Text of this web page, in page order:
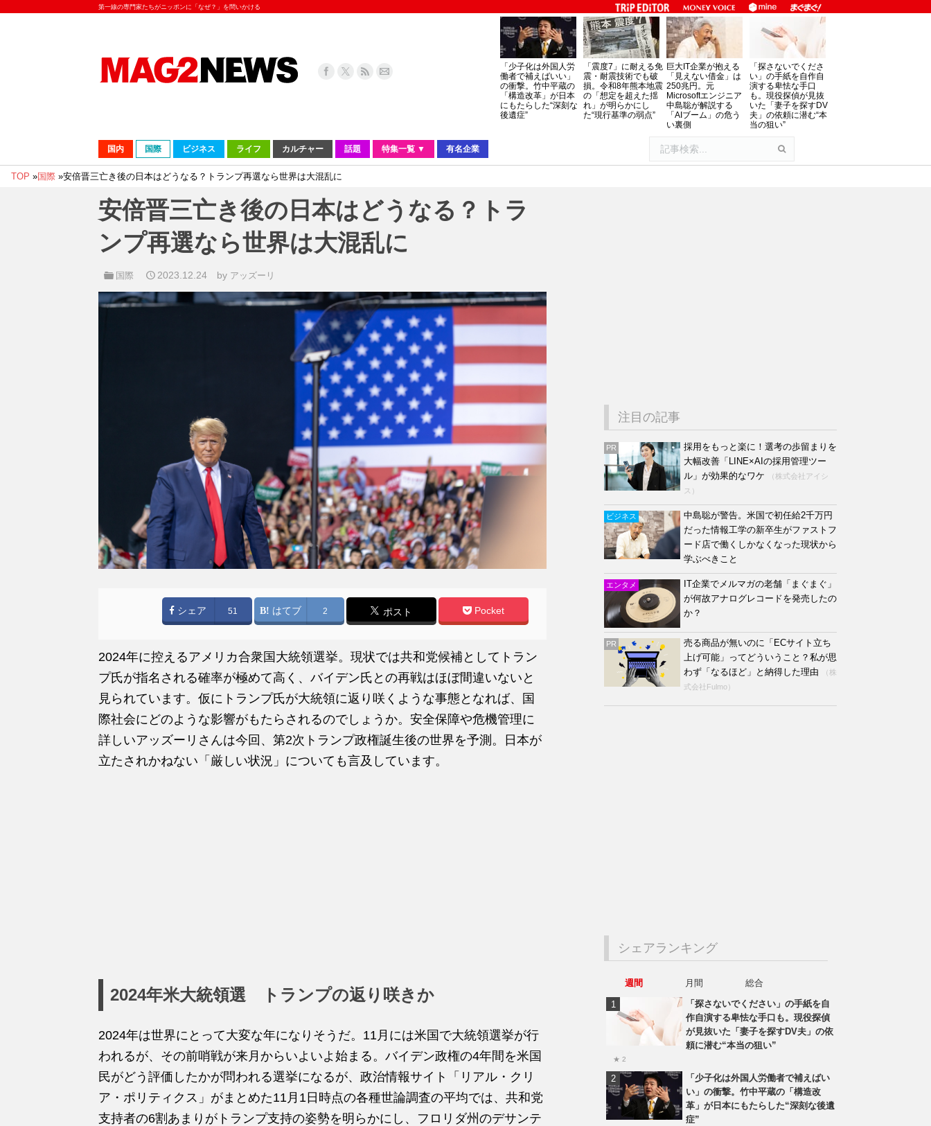
第一線の専門家たちがニッポンに「なぜ？」を問いかける
「少子化は外国人労
働者で補えばいい」
の衝撃。竹中平蔵の
「構造改革」が日本
にもたらした“深刻な
後遺症”
「震度7」に耐える免
震・耐震技術でも破
損。令和8年熊本地震
の「想定を超えた揺
れ」が明らかにし
た“現行基準の弱点”
巨大IT企業が抱える
「見えない借金」は
250兆円。元
Microsoftエンジニア
中島聡が解説する
「AIブーム」の危う
い裏側
「探さないでくださ
い」の手紙を自作自
演する卑怯な手口
も。現役探偵が見抜
いた「妻子を探すDV
夫」の依頼に潜む“本
当の狙い”
国内 国際 ビジネス ライフ カルチャー 話題 特集一覧 ▼ 有名企業
TOP »国際 »安倍晋三亡き後の日本はどうなる？トランプ再選なら世界は大混乱に
安倍晋三亡き後の日本はどうなる？トラ
ンプ再選なら世界は大混乱に
国際 2023.12.24 by アッズーリ
シェア 51 はてブ 2 ポスト Pocket
2024年に控えるアメリカ合衆国大統領選挙。現状では共和党候補としてトラン
プ氏が指名される確率が極めて高く、バイデン氏との再戦はほぼ間違いないと
見られています。仮にトランプ氏が大統領に返り咲くような事態となれば、国
際社会にどのような影響がもたらされるのでしょうか。安全保障や危機管理に
詳しいアッズーリさんは今回、第2次トランプ政権誕生後の世界を予測。日本が
立たされかねない「厳しい状況」についても言及しています。
2024年米大統領選 トランプの返り咲きか
2024年は世界にとって大変な年になりそうだ。11月には米国で大統領選挙が行
われるが、その前哨戦が来月からいよいよ始まる。バイデン政権の4年間を米国
民がどう評価したかが問われる選挙になるが、政治情報サイト「リアル・クリ
ア・ポリティクス」がまとめた11月1日時点の各種世論調査の平均では、共和党
支持者の6割あまりがトランプ支持の姿勢を明らかにし、フロリダ州のデサンテ
注目の記事
PR
採用をもっと楽に！選考の歩留まりを
大幅改善「LINE×AIの採用管理ツー
ル」が効果的なワケ
（株式会社アイシ
ス）
ビジネス
中島聡が警告。米国で初任給2千万円
だった情報工学の新卒生がファストフ
ード店で働くしかなくなった現状から
学ぶべきこと
エンタメ
IT企業でメルマガの老舗「まぐまぐ」
が何故アナログレコードを発売したの
か？
PR
売る商品が無いのに「ECサイト立ち
上げ可能」ってどういうこと？私が思
わず「なるほど」と納得した理由
（株
式会社Fulmo）
シェアランキング
週間 月間
総合
「探さないでください」の手紙を自
作自演する卑怯な手口も。現役探偵
が見抜いた「妻子を探すDV夫」の依
頼に潜む“本当の狙い”
★ 2
「少子化は外国人労働者で補えばい
い」の衝撃。竹中平蔵の「構造改
革」が日本にもたらした“深刻な後遺
症”